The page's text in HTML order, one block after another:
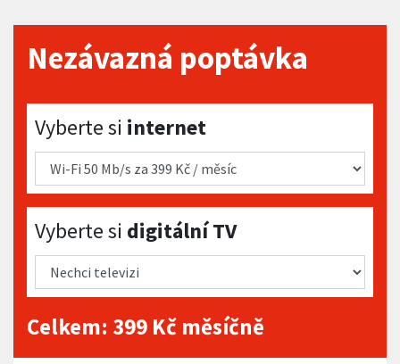
Nezávazná poptávka
Vyberte si internet
Vyberte si internet
Vyberte si digitální TV
Vyberte si digitální TV
Celkem: 399 Kč měsíčně